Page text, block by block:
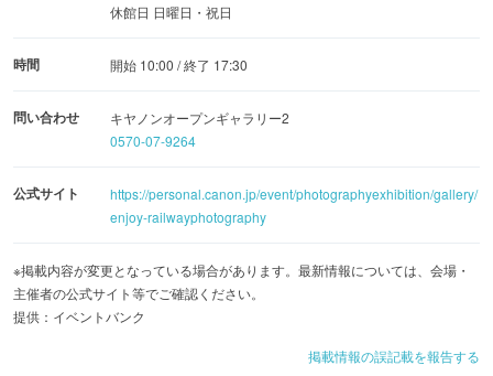
休館日 日曜日・祝日
時間 開始 10:00 / 終了 17:30
問い合わせ
キヤノンオープンギャラリー2
0570-07-9264
公式サイト
https://personal.canon.jp/event/photographyexhibition/gallery/
enjoy-railwayphotography
※掲載内容が変更となっている場合があります。最新情報については、会場・
主催者の公式サイト等でご確認ください。
提供：イベントバンク
掲載情報の誤記載を報告する